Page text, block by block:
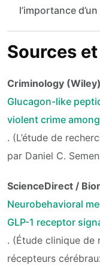
l’importance
Sources
Criminology
Glucagon-like
violent crime
. (L’étude de
par Daniel C.
ScienceDirect /
Neurobehavioral
GLP-1 receptor
. (Étude clinique de
récepteurs